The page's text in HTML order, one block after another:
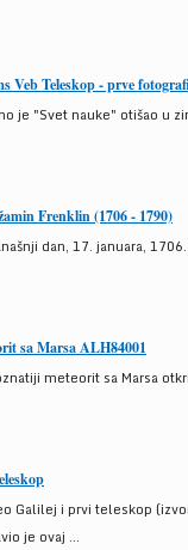
Veb Teleskop - prve
je "Svet nauke" otišao u
Frenklin (1706 - 1790)
dan, 17. januara,
sa Marsa ALH84001
meteorit sa Marsa
Galilej i prvi teleskop
je ovaj ...